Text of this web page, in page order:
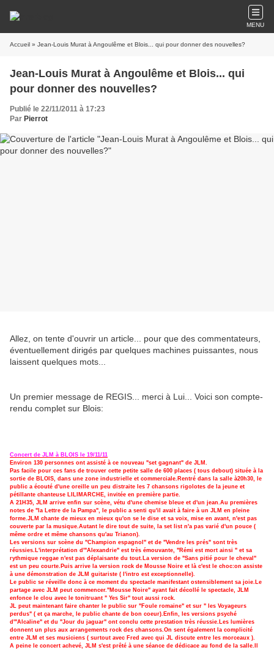
MENU
Accueil » Jean-Louis Murat à Angoulême et Blois... qui pour donner des nouvelles?
Jean-Louis Murat à Angoulême et Blois... qui
pour donner des nouvelles?
Publié le 22/11/2011 à 17:23
Par Pierrot
Allez, on tente d'ouvrir un article... pour que des commentateurs,
éventuellement dirigés par quelques machines puissantes, nous
laissent quelques mots...
Un premier message de REGIS... merci à Lui... Voici son compte-
rendu complet sur Blois:
Concert de JLM à BLOIS le 19/11/11
Environ 130 personnes ont assisté à ce nouveau "set gagnant" de JLM.
Pas facile pour ces fans de trouver cette petite salle de 600 places ( tous debout) située à la
sortie de BLOIS, dans une zone industrielle et commerciale.Rentré dans la salle à20h30, le
public a écouté d'une oreille un peu distraite les 7 chansons rigolotes de la jeune et
pétillante chanteuse LILIMARCHE, invitée en première partie.
A 21H35, JLM arrive enfin sur scène, vétu d'une chemise bleue et d'un jean.Au premières
notes de "la Lettre de la Pampa", le public a senti qu'il avait à faire à un JLM en pleine
forme.JLM chante de mieux en mieux qu'on se le dise et sa voix, mise en avant, n'est pas
couverte par la musique.Autant le dire tout de suite, la set list n'a pas varié d'un pouce (
même ordre et même chansons qu'au Trianon).
Les versions sur scène du "Champion espagnol" et de "Vendre les prés" sont très
réussies.L'interprétation d'"Alexandrie" est très émouvante, "Rémi est mort ainsi " et sa
rythmique reggae n'est pas déplaisante du tout.La version de "Sans pitié pour le cheval"
est un peu courte.Puis arrive la version rock de Mousse Noire et là c'est le choc:on assiste
à une démonstration de JLM guitariste ( l'intro est exceptionnelle).
Le public se réveille donc à ce moment du spectacle manifestant ostensiblement sa joie.Le
partage avec JLM peut commencer."Mousse Noire" ayant fait décollé le spectacle, JLM
enfonce le clou avec le tonitruant " Yes Sir" tout aussi rock.
JL peut maintenant faire chanter le public sur "Foule romaine" et sur " les Voyageurs
perdus" ( et ça marche, le public chante de bon coeur).Enfin, les versions psyché
d'"Alcaline" et du "Jour du jaguar" ont conclu cette prestation très réussie.Les lumières
donnent un plus aux arrangements rock des chansons.On sent également la complicité
entre JLM et ses musiciens ( surtout avec Fred avec qui JL discute entre les morceaux ).
A peine le concert achevé, JLM s'est prêté à une séance de dédicace au fond de la salle.Il